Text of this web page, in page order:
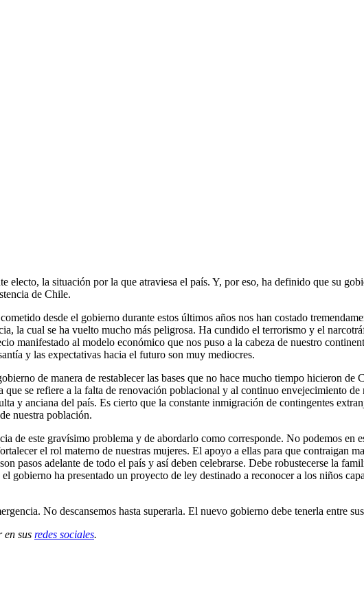
electo, la situación por la que atraviesa el país. Y, por eso, ha definido que su
de Chile.
desde el gobierno durante estos últimos años nos han costado
la cual se ha vuelto mucho más peligrosa. Ha cundido el terrorismo y el
manifestado al modelo económico que nos puso a la cabeza de nuestro
y las expectativas hacia el futuro son muy mediocres.
de manera de restablecer las bases que no hace mucho tiempo hicieron
se refiere a la falta de renovación poblacional y al continuo envejecimiento
y anciana del país. Es cierto que la constante inmigración de contingentes
nuestra población.
de este gravísimo problema y de abordarlo como corresponde. No podemos en
el rol materno de nuestras mujeres. El apoyo a ellas para que contraigan
pasos adelante de todo el país y así deben celebrarse. Debe robustecerse la
gobierno ha presentado un proyecto de ley destinado a reconocer a los niños
No descansemos hasta superarla. El nuevo gobierno debe tenerla entre
en sus redes sociales.